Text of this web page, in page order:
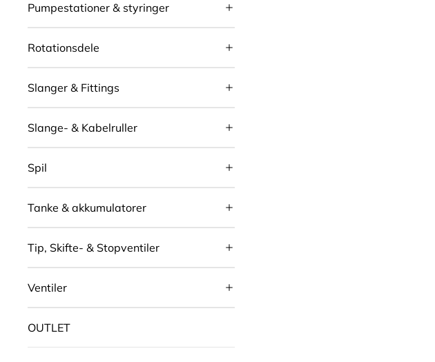
Pumpestationer & styringer
Rotationsdele
Slanger & Fittings
Slange- & Kabelruller
Spil
Tanke & akkumulatorer
Tip, Skifte- & Stopventiler
Ventiler
OUTLET